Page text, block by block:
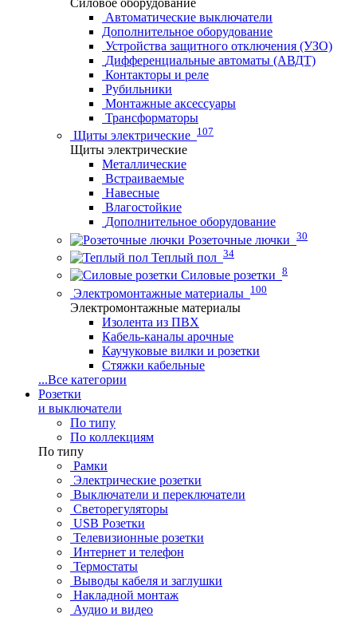
Силовое оборудование
Автоматические выключатели
Дополнительное оборудование
Устройства защитного отключения (УЗО)
Дифференциальные автоматы (АВДТ)
Контакторы и реле
Рубильники
Монтажные аксессуары
Трансформаторы
Щиты электрические 107
Щиты электрические
Металлические
Встраиваемые
Навесные
Влагостойкие
Дополнительное оборудование
Розеточные лючки 30
Теплый пол 34
Силовые розетки 8
Электромонтажные материалы 100
Электромонтажные материалы
Изолента из ПВХ
Кабель-каналы арочные
Каучуковые вилки и розетки
Стяжки кабельные
...Все категории
Розетки
и выключатели
По типу
По коллекциям
По типу
Рамки
Электрические розетки
Выключатели и переключатели
Светорегуляторы
USB Розетки
Телевизионные розетки
Интернет и телефон
Термостаты
Выводы кабеля и заглушки
Накладной монтаж
Аудио и видео